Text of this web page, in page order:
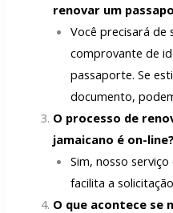
renovar um
Você precisará de
comprovante de
passaporte. Se
documento,
O processo de
jamaicano é on-line?
Sim, nosso
facilita a
O que acontece se